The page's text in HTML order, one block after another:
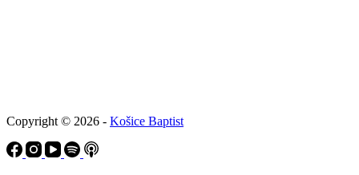
Copyright © 2026 - Košice Baptist